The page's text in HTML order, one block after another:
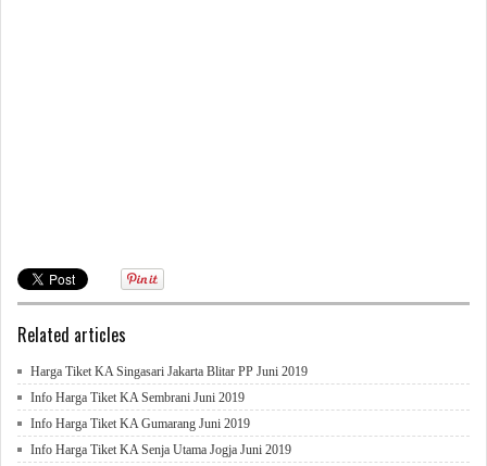
Related articles
Harga Tiket KA Singasari Jakarta Blitar PP Juni 2019
Info Harga Tiket KA Sembrani Juni 2019
Info Harga Tiket KA Gumarang Juni 2019
Info Harga Tiket KA Senja Utama Jogja Juni 2019